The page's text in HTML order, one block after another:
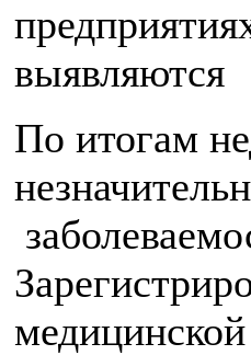
выявляются
По итогам